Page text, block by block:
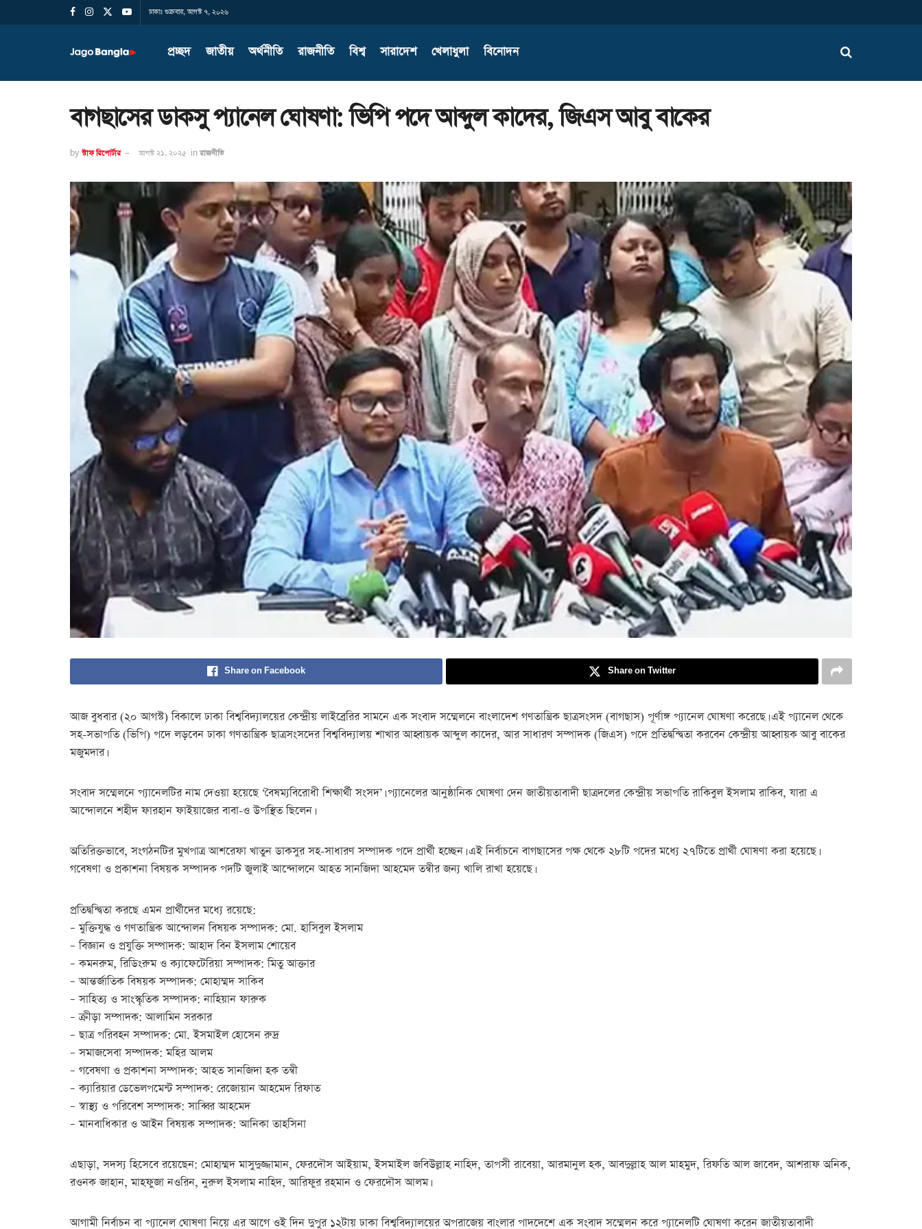
ঢাকাঃ শুক্রবার, আগস্ট ৭, ২০২৬
প্রচ্ছদ জাতীয় অর্থনীতি রাজনীতি বিশ্ব সারাদেশ খেলাধুলা বিনোদন
বাগছাসের ডাকসু প্যানেল ঘোষণা: ভিপি পদে আব্দুল কাদের, জিএস আবু বাকের
by স্টাফ রিপোর্টার আগস্ট ২১, ২০২৫ in রাজনীতি
Share on Facebook Share on Twitter
আজ বুধবার (২০ আগস্ট) বিকালে ঢাকা বিশ্ববিদ্যালয়ের কেন্দ্রীয় লাইব্রেরির সামনে এক সংবাদ সম্মেলনে বাংলাদেশ গণতান্ত্রিক ছাত্রসংসদ (বাগছাস) পূর্ণাঙ্গ প্যানেল ঘোষণা করেছে। এই প্যানেল থেকে
সহ-সভাপতি (ভিপি) পদে লড়বেন ঢাকা গণতান্ত্রিক ছাত্রসংসদের বিশ্ববিদ্যালয় শাখার আহ্বায়ক আব্দুল কাদের, আর সাধারণ সম্পাদক (জিএস) পদে প্রতিদ্বন্দ্বিতা করবেন কেন্দ্রীয় আহ্বায়ক আবু বাকের
মজুমদার।
সংবাদ সম্মেলনে প্যানেলটির নাম দেওয়া হয়েছে ‘বৈষম্যবিরোধী শিক্ষার্থী সংসদ’। প্যানেলের আনুষ্ঠানিক ঘোষণা দেন জাতীয়তাবাদী ছাত্রদলের কেন্দ্রীয় সভাপতি রাকিবুল ইসলাম রাকিব, যারা এ
আন্দোলনে শহীদ ফারহান ফাইয়াজের বাবা-ও উপস্থিত ছিলেন।
অতিরিক্তভাবে, সংগঠনটির মুখপাত্র আশরেফা খাতুন ডাকসুর সহ-সাধারণ সম্পাদক পদে প্রার্থী হচ্ছেন। এই নির্বাচনে বাগছাসের পক্ষ থেকে ২৮টি পদের মধ্যে ২৭টিতে প্রার্থী ঘোষণা করা হয়েছে।
গবেষণা ও প্রকাশনা বিষয়ক সম্পাদক পদটি জুলাই আন্দোলনে আহত সানজিদা আহমেদ তন্বীর জন্য খালি রাখা হয়েছে।
প্রতিদ্বন্দ্বিতা করছে এমন প্রার্থীদের মধ্যে রয়েছে:
– মুক্তিযুদ্ধ ও গণতান্ত্রিক আন্দোলন বিষয়ক সম্পাদক: মো. হাসিবুল ইসলাম
– বিজ্ঞান ও প্রযুক্তি সম্পাদক: আহাদ বিন ইসলাম শোয়েব
– কমনরুম, রিডিংরুম ও ক্যাফেটেরিয়া সম্পাদক: মিতু আক্তার
– আন্তর্জাতিক বিষয়ক সম্পাদক: মোহাম্মদ সাকিব
– সাহিত্য ও সাংস্কৃতিক সম্পাদক: নাহিয়ান ফারুক
– ক্রীড়া সম্পাদক: আলামিন সরকার
– ছাত্র পরিবহন সম্পাদক: মো. ইসমাইল হোসেন রুদ্র
– সমাজসেবা সম্পাদক: মহির আলম
– গবেষণা ও প্রকাশনা সম্পাদক: আহত সানজিদা হক তন্বী
– ক্যারিয়ার ডেভেলপমেন্ট সম্পাদক: রেজোয়ান আহমেদ রিফাত
– স্বাস্থ্য ও পরিবেশ সম্পাদক: সাব্বির আহমেদ
– মানবাধিকার ও আইন বিষয়ক সম্পাদক: আনিকা তাহসিনা
এছাড়া, সদস্য হিসেবে রয়েছেন: মোহাম্মদ মাসুদুজ্জামান, ফেরদৌস আইয়াম, ইসমাইল জবিউল্লাহ নাহিদ, তাপসী রাবেয়া, আরমানুল হক, আবদুল্লাহ আল মাহমুদ, রিফতি আল জাবেদ, আশরাফ অনিক,
রওনক জাহান, মাহফুজা নওরিন, নুরুল ইসলাম নাহিদ, আরিফুর রহমান ও ফেরদৌস আলম।
আগামী নির্বাচন বা প্যানেল ঘোষণা নিয়ে এর আগে ওই দিন দুপুর ১২টায় ঢাকা বিশ্ববিদ্যালয়ের অপরাজেয় বাংলার পাদদেশে এক সংবাদ সম্মেলন করে প্যানেলটি ঘোষণা করেন জাতীয়তাবাদী